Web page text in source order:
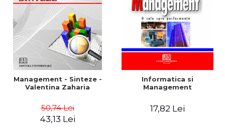
Management - Sinteze -
Valentina Zaharia
50,74 Lei
43,13 Lei
Informatica si
Management
17,82 Lei